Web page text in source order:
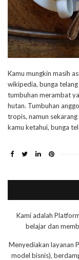
Kamu mungkin masih
wikipedia, bunga
tumbuhan merambat
hutan. Tumbuhan
tropis, namun
kamu ketahui, bunga
Kami adalah
belajar dan
Menyediakan layanan
model bisnis),